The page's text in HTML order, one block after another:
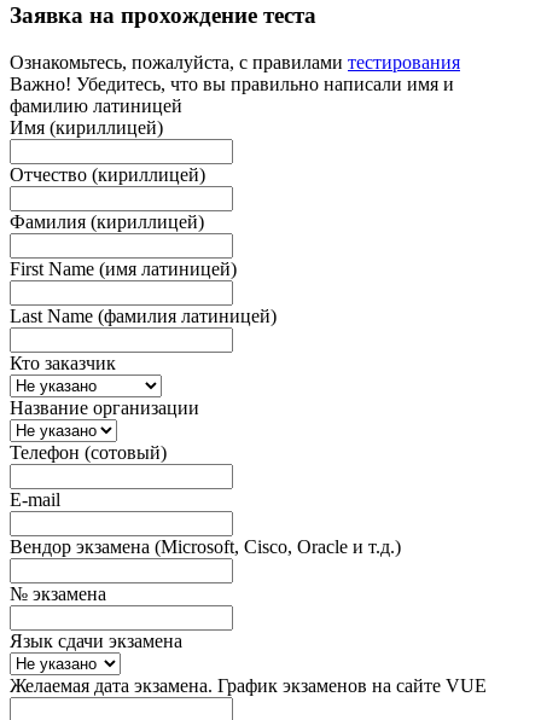
Заявка на прохождение теста
Ознакомьтесь, пожалуйста, с правилами тестирования
Важно! Убедитесь, что вы правильно написали имя и
фамилию латиницей
Имя (кириллицей)
Отчество (кириллицей)
Фамилия (кириллицей)
First Name (имя латиницей)
Last Name (фамилия латиницей)
Кто заказчик
Название организации
Телефон (сотовый)
E-mail
Вендор экзамена (Microsoft, Cisco, Oracle и т.д.)
№ экзамена
Язык сдачи экзамена
Желаемая дата экзамена. График экзаменов на сайте VUE